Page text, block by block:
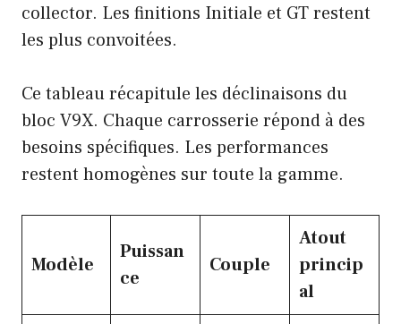
collector. Les finitions Initiale et GT restent
les plus convoitées.
Ce tableau récapitule les déclinaisons du
bloc V9X. Chaque carrosserie répond à des
besoins spécifiques. Les performances
restent homogènes sur toute la gamme.
Modèle
Puissan
ce
Couple
Atout
princip
al